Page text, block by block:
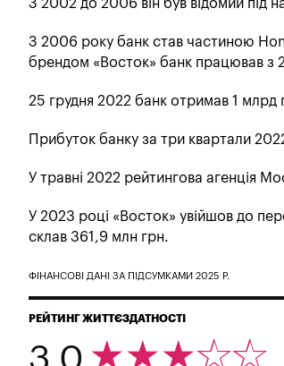
З 2002 до 2006 він був відомий під
З 2006 року банк став частиною
брендом «Восток» банк працював з
25 грудня 2022 банк отримав 1 млрд
Прибуток банку за три квартали
У травні 2022 рейтингова агенція
У 2023 році «Восток» увійшов до
склав 361,9 млн грн.
ФІНАНСОВІ ДАНІ ЗА ПІДСУМКАМИ 2025 Р.
РЕЙТИНГ ЖИТТЄЗДАТНОСТІ
3.0